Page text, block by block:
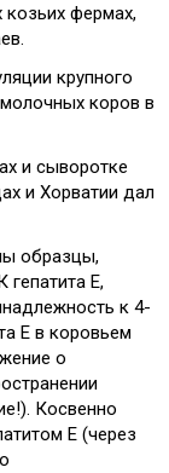
фермах,
крупного
коров в
и сыворотке
и Хорватии дал
образцы,
Е,
к 4-
Е в коровьем
о
Косвенно
Е (через